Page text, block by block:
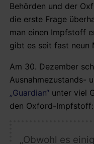
Behörden und der
die erste Frage
man einen Impfstoff
gibt es seit fast neun
Am 30. Dezember
Ausnahmezustands-
„Guardian“ unter viel
den Oxford-Impfstoff:
„Obwohl es